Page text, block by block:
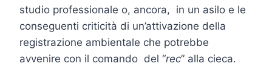
studio professionale o, ancora, in un asilo e le
conseguenti criticità di un’attivazione della
registrazione ambientale che potrebbe
avvenire con il comando del “rec” alla cieca.